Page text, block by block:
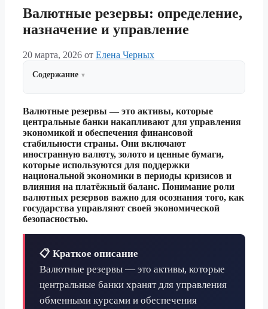
Валютные резервы: определение,
назначение и управление
20 марта, 2026 от Елена Черных
Содержание
Валютные резервы — это активы, которые
центральные банки накапливают для управления
экономикой и обеспечения финансовой
стабильности страны. Они включают
иностранную валюту, золото и ценные бумаги,
которые используются для поддержки
национальной экономики в периоды кризисов и
влияния на платёжный баланс. Понимание роли
валютных резервов важно для осознания того, как
государства управляют своей экономической
безопасностью.
📋 Краткое описание
Валютные резервы — это активы, которые
центральные банки хранят для управления
обменными курсами и обеспечения